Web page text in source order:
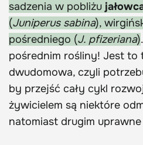
sadzenia w pobliżu
(Juniperus sabina),
pośredniego (J. pfizeriana)
pośrednim rośliny! Jest to
dwudomowa, czyli
by przejść cały cykl
żywicielem są niektóre
natomiast drugim